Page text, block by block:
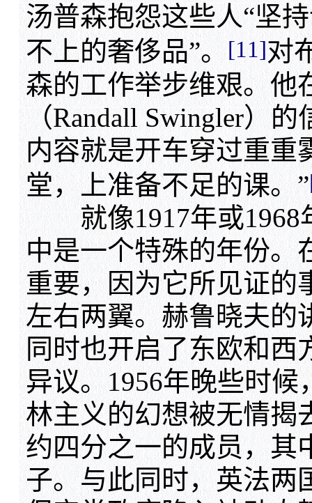
汤普森抱怨这些人“坚
不上的奢侈品”。
[11]对
森的工作举步维艰。他
（Randall Swingler）
内容就是开车穿过重重
堂，上准备不足的课。”
就像1917年或1968
中是一个特殊的年份。
重要，因为它所见证的
左右两翼。赫鲁晓夫的
同时也开启了东欧和西
异议。1956年晚些时
林主义的幻想被无情揭
约四分之一的成员，其
子。与此同时，英法两